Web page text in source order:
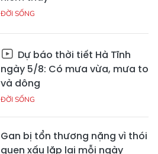
ĐỜI SỐNG
Dự báo thời tiết Hà Tĩnh
ngày 5/8: Có mưa vừa, mưa to
và dông
ĐỜI SỐNG
Gan bị tổn thương nặng vì thói
quen xấu lặp lại mỗi ngày